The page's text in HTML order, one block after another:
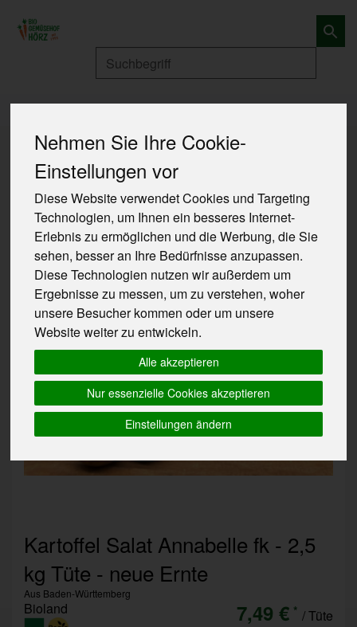
Nehmen Sie Ihre Cookie-
Einstellungen vor
Diese Website verwendet Cookies und Targeting
Technologien, um Ihnen ein besseres Internet-
Erlebnis zu ermöglichen und die Werbung, die Sie
sehen, besser an Ihre Bedürfnisse anzupassen.
Diese Technologien nutzen wir außerdem um
Ergebnisse zu messen, um zu verstehen, woher
unsere Besucher kommen oder um unsere
Website weiter zu entwickeln.
Alle akzeptieren
Nur essenzielle Cookies akzeptieren
Einstellungen ändern
Kartoffel Salat Annabelle fk - 2,5
kg Tüte - neue Ernte
Aus Baden-Württemberg
Bioland 7,49 € * / Tüte